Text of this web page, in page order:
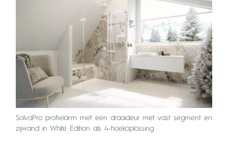
SolvaPro profielarm met een draaideur met vast segment en
zijwand in White Edition als 4-hoekoplossing